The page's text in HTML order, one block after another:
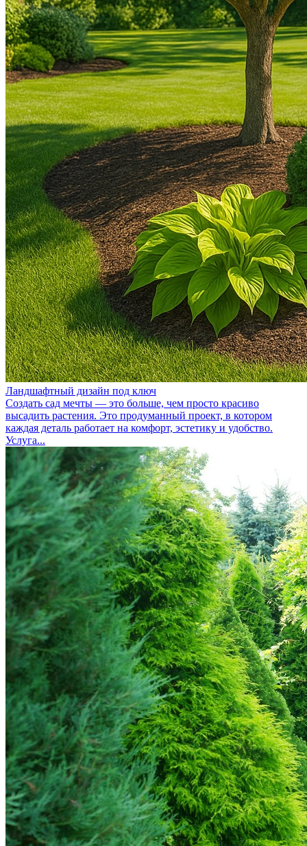
Ландшафтный дизайн под ключ
Создать сад мечты — это больше, чем просто красиво
высадить растения. Это продуманный проект, в котором
каждая деталь работает на комфорт, эстетику и удобство.
Услуга...